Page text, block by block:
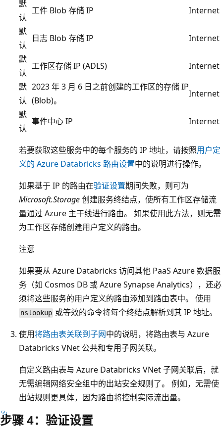
默
认
工件 Blob 存储 IP
Internet
默
认
日志 Blob 存储 IP
Internet
默
认
工作区存储 IP (ADLS)
Internet
默
认
2023 年 3 月 6 日之前创建的工作区的存储 IP
(Blob)。
Internet
默
认
事件中心 IP Internet
若要获取这些服务中的每个服务的 IP 地址，请按照用户定
义的 Azure Databricks 路由设置中的说明进行操作。
如果基于 IP 的路由在验证设置期间失败，则可为
Microsoft.Storage创建服务终结点，使所有工作区存储流
量通过 Azure 主干线进行路由。 如果使用此方法，则无需
为工作区存储创建用户定义的路由。
注意
如果要从 Azure Databricks 访问其他 PaaS Azure 数据服
务（如 Cosmos DB 或 Azure Synapse Analytics），还必
须将这些服务的用户定义的路由添加到路由表中。 使用
nslookup 或等效的命令将每个终结点解析到其 IP 地址。
使用将路由表关联到子网中的说明，将路由表与 Azure
Databricks VNet 公共和专用子网关联。
自定义路由表与 Azure Databricks VNet 子网关联后，就
无需编辑网络安全组中的出站安全规则了。 例如，无需使
出站规则更具体，因为路由将控制实际流出量。
步骤 4：验证设置